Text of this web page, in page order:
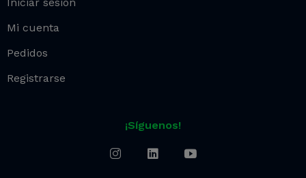
Iniciar sesión
Mi cuenta
Pedidos
Registrarse
¡Síguenos!